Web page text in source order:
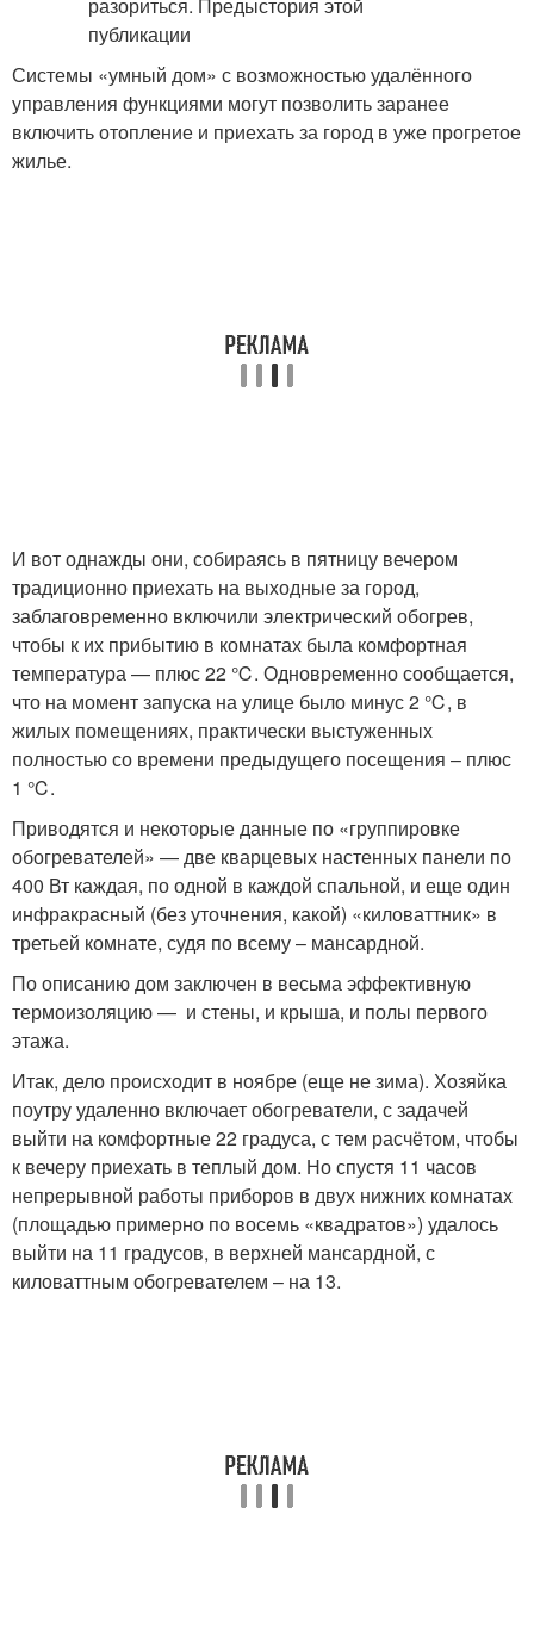
Системы «умный дом» с возможностью удалённого
управления функциями могут позволить заранее
включить отопление и приехать за город в уже прогретое
жилье.
И вот однажды они, собираясь в пятницу вечером
традиционно приехать на выходные за город,
заблаговременно включили электрический обогрев,
чтобы к их прибытию в комнатах была комфортная
температура — плюс 22 ℃. Одновременно сообщается,
что на момент запуска на улице было минус 2 ℃, в
жилых помещениях, практически выстуженных
полностью со времени предыдущего посещения – плюс
1 ℃.
Приводятся и некоторые данные по «группировке
обогревателей» — две кварцевых настенных панели по
400 Вт каждая, по одной в каждой спальной, и еще один
инфракрасный (без уточнения, какой) «киловаттник» в
третьей комнате, судя по всему – мансардной.
По описанию дом заключен в весьма эффективную
термоизоляцию — и стены, и крыша, и полы первого
этажа.
Итак, дело происходит в ноябре (еще не зима). Хозяйка
поутру удаленно включает обогреватели, с задачей
выйти на комфортные 22 градуса, с тем расчётом, чтобы
к вечеру приехать в теплый дом. Но спустя 11 часов
непрерывной работы приборов в двух нижних комнатах
(площадью примерно по восемь «квадратов») удалось
выйти на 11 градусов, в верхней мансардной, с
киловаттным обогревателем – на 13.